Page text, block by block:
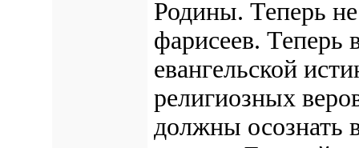
Родины. Теперь
фарисеев. Теперь
евангельской
религиозных
должны осознать